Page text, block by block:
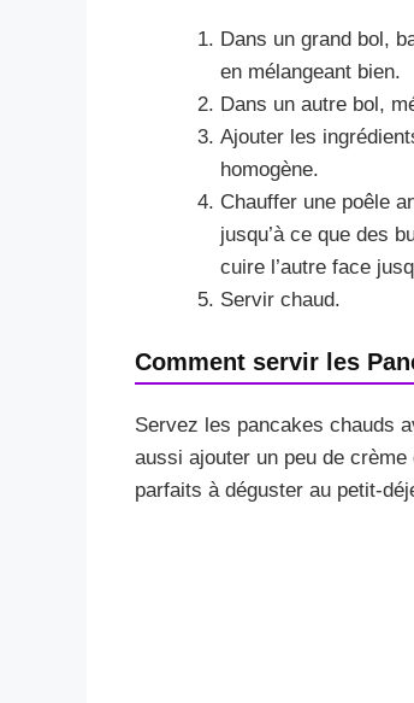
Dans un grand bol,
en mélangeant bien.
Dans un autre bol,
Ajouter les
homogène.
Chauffer une poêle
jusqu’à ce que des
cuire l’autre face
Servir chaud.
Comment servir les
Servez les pancakes chauds
aussi ajouter un peu de
parfaits à déguster au petit-